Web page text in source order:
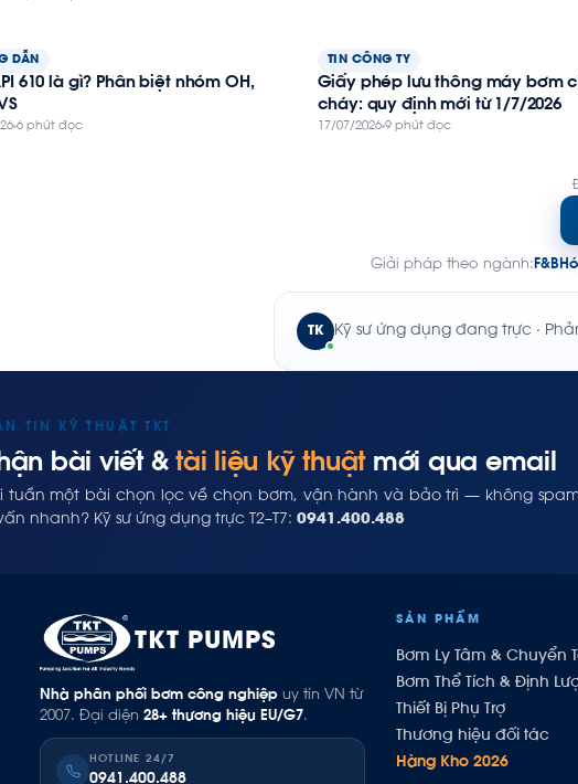
DẪN
610 là gì? Phân biệt nhóm OH,
6 phút đọc
TIN CÔNG TY
Giấy phép lưu thông máy bơm
cháy: quy định mới từ 1/7/2026
17/07/2026 9 phút đọc
Giải pháp theo ngành: F&B
TK Kỹ sư ứng dụng đang trực ·
TIN KỸ THUẬT TKT
bài viết &tài liệu kỹ thuậtmới qua email
tuần một bài chọn lọc về chọn bơm, vận hành và bảo trì — không
nhanh? Kỹ sư ứng dụng trực T2–T7: 0941.400.488
TKT PUMPS
Nhà phân phối bơm công nghiệp uy tín VN từ
2007. Đại diện 28+ thương hiệu EU/G7.
HOTLINE 24/7
0941.400.488
SẢN PHẨM
Bơm Ly Tâm & Chuyển
Bơm Thể Tích & Định
Thiết Bị Phụ Trợ
Thương hiệu đối tác
Hàng Kho 2026